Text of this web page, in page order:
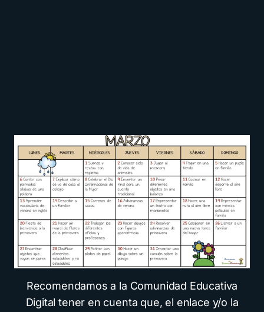
Recomendamos a la Comunidad Educativa
Digital tener en cuenta que, el enlace y/o la